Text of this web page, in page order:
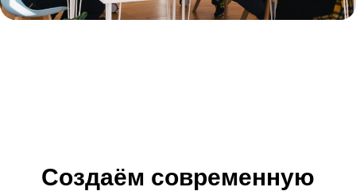
Создаём современную